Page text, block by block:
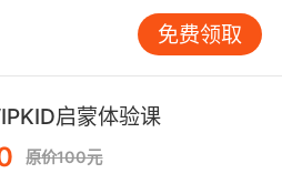
免费领取
启蒙体验课
原价100元